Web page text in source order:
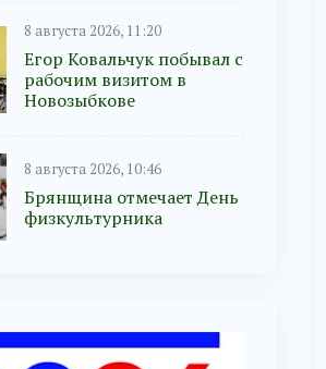
8 августа 2026, 11:20
Егор Ковальчук побывал с
рабочим визитом в
Новозыбкове
8 августа 2026, 10:46
Брянщина отмечает День
физкультурника